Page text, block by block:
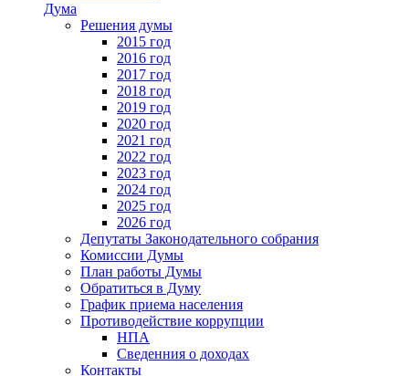
Дума
Решения думы
2015 год
2016 год
2017 год
2018 год
2019 год
2020 год
2021 год
2022 год
2023 год
2024 год
2025 год
2026 год
Депутаты Законодательного собрания
Комиссии Думы
План работы Думы
Обратиться в Думу
График приема населения
Противодействие коррупции
НПА
Сведенния о доходах
Контакты